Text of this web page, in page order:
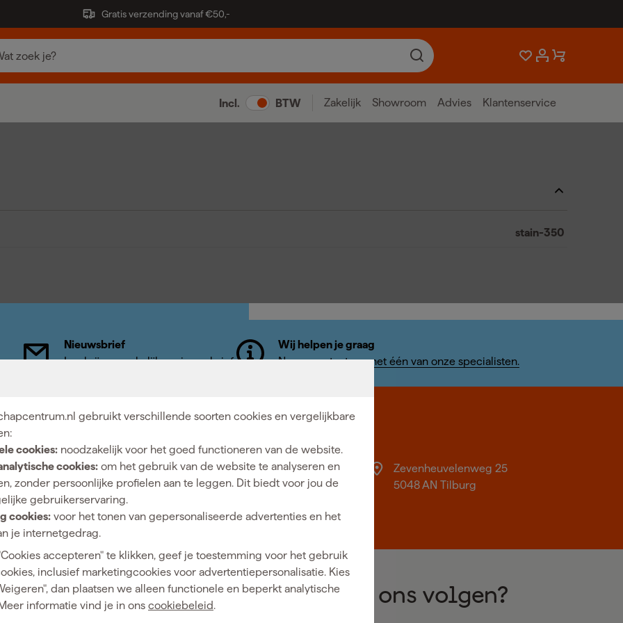
Gratis verzending vanaf €50,-
Incl. BTW Zakelijk Showroom Advies Klantenservice
gebruikt verschillende soorten cookies en vergelijkbare
cookies: noodzakelijk voor het goed functioneren van de website.
cookies: om het gebruik van de website te analyseren en
zonder persoonlijke profielen aan te leggen. Dit biedt voor jou de
gebruikerservaring.
cookies: voor het tonen van gepersonaliseerde advertenties en het
je internetgedrag.
accepteren" te klikken, geef je toestemming voor het gebruik
inclusief marketingcookies voor advertentiepersonalisatie. Kies
dan plaatsen we alleen functionele en beperkt analytische
informatie vind je in ons cookiebeleid.
stain-350
Nieuwsbrief
Inschrijven wekelijkse nieuwsbrief
Wij helpen je graag
Neem contact op met één van onze specialisten.
voor
dé online specialist, wat je
Openingstijden
Maandag t/m vrijdag 08:00 -
Zaterdag 08:00 - 16:00
Zevenheuvelenweg 25
5048 AN Tilburg
Hulp & contact Gereedschapcentrum Wil je ons volgen?